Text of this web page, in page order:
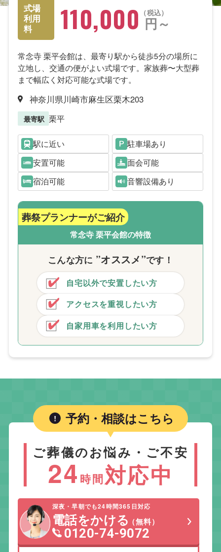
式場
利用
料
税込
110,000 円～
常念寺 栗平会館は、最寄り駅から徒歩5分の場所に
立地し、交通の便がよい式場です。家族葬〜大型葬
まで幅広く対応可能な式場です。
神奈川県川崎市麻生区栗木203
最寄駅 栗平
駅に近い
駐車場あり
安置可能
面会可能
宿泊可能
音響設備あり
葬祭プランナーがご紹介
常念寺 栗平会館の特徴
こんな方に ”オススメ”です！
自宅以外で安置したい方
アクセスを重視したい方
自家用車を利用したい方
予約・相談はこちら
ご葬儀のお悩み・ご不安
24 時間対応中
深夜・早朝でも24時間365日対応
電話をかける（無料）
0120-74-9072